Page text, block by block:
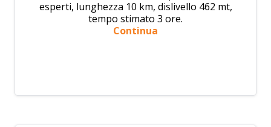
esperti, lunghezza 10 km, dislivello 462 mt,
tempo stimato 3 ore.
Continua